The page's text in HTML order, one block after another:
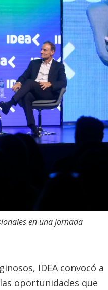
en una jornada
IDEA convocó a
oportunidades que